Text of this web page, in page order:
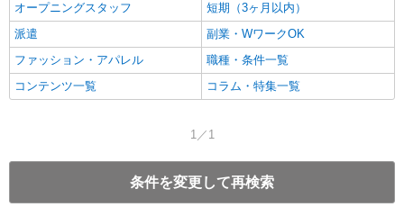
オープニングスタッフ
短期（3ヶ月以内）
派遣
副業・WワークOK
ファッション・アパレル
職種・条件一覧
コンテンツ一覧
コラム・特集一覧
1／1
条件を変更して再検索